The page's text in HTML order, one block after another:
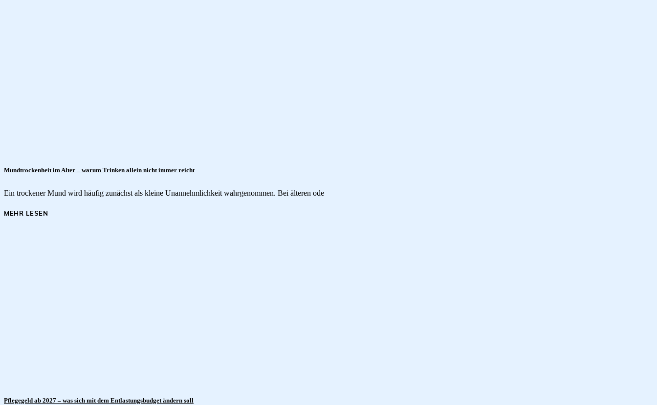
Mundtrockenheit im Alter – warum Trinken allein nicht immer reicht
Ein trockener Mund wird häufig zunächst als kleine Unannehmlichkeit wahrgenommen. Bei älteren ode
MEHR LESEN
Pflegegeld ab 2027 – was sich mit dem Entlastungsbudget ändern soll